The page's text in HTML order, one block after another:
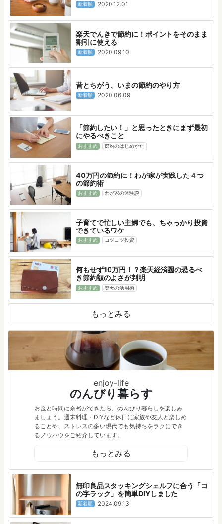
新着順 2020.12.01
楽天でんきで節約に！ポイントをそのまま
割引に使える
新着順 2020.09.10
昔とちがう、いまの節約のやり方
新着順 2020.06.09
「節約したい！」と思ったときにまず最初
にやるべきこと
おすすめ 節約のはじめかた
40万円の節約に！わが家が実践した４つ
の節約術
おすすめ わが家の体験談
子育てで忙しい主婦でも、ちゃっかり投資
できているワケ
おすすめ コツコツ投資
何もせず10万円！？楽天経済圏の恐るべ
き節約額のよさが判明
おすすめ 楽天の活用術
もっとみる
enjoy-life
のんびり暮らす
お金と時間に余裕ができたら、のんびり暮らしを楽しみ
ましょう。週末料理・DIYなど休日に家族や友人と楽しめ
ることや、ストレスの多い現代でも気持ちをラクにでき
るノウハウをご紹介しています。
もっとみる
無印良品スタッキングシェルフに合う「コ
の字ラック」を簡単DIYしました
新着順 2024.09.13